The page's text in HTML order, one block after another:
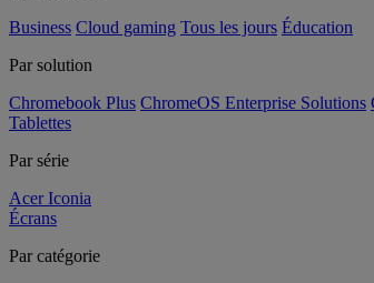
Business Cloud gaming Tous les jours Éducation
Par solution
Chromebook Plus ChromeOS Enterprise Solutions
Tablettes
Par série
Acer Iconia
Écrans
Par catégorie